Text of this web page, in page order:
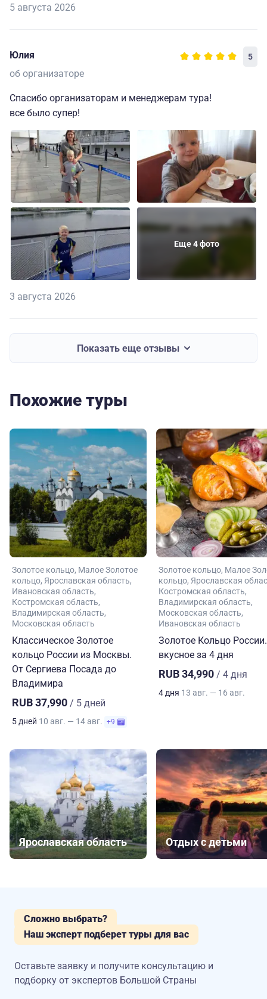
5 августа 2026
Юлия 5
об организаторе
Спасибо организаторам и менеджерам тура!
все было супер!
Еще 4 фото
3 августа 2026
Показать еще отзывы
Похожие туры
Золотое кольцо Малое Золотое
кольцо Ярославская область
Ивановская область
Костромская область
Владимирская область
Московская область
Классическое Золотое
кольцо России из Москвы.
От Сергиева Посада до
Владимира
RUB 37,990 / 5 дней
5 дней 10 авг. — 14 авг. +9
Золотое кольцо Малое
кольцо Ярославская
Костромская область
Владимирская область
Московская область
Ивановская область
Золотое Кольцо
вкусное за 4 дня
RUB 34,990 / 4 дня
4 дня 13 авг. — 16 авг.
Ярославская область Отдых с детьми
Сложно выбрать?
Наш эксперт подберет туры для вас
Оставьте заявку и получите консультацию и
подборку от экспертов Большой Страны